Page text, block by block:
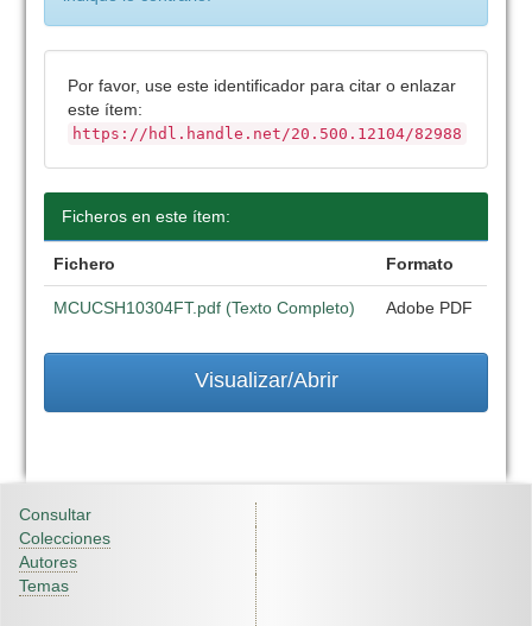
Por favor, use este identificador para citar o enlazar
este ítem:
https://hdl.handle.net/20.500.12104/82988
Ficheros en este ítem:
Fichero Formato
MCUCSH10304FT.pdf (Texto Completo) Adobe PDF
Visualizar/Abrir
Consultar
Colecciones
Autores
Temas